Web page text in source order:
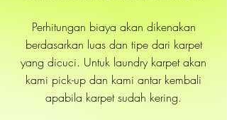
Perhitungan biaya akan dikenakan
berdasarkan luas dan tipe dari karpet
yang dicuci. Untuk laundry karpet akan
kami pick-up dan kami antar kembali
apabila karpet sudah kering.